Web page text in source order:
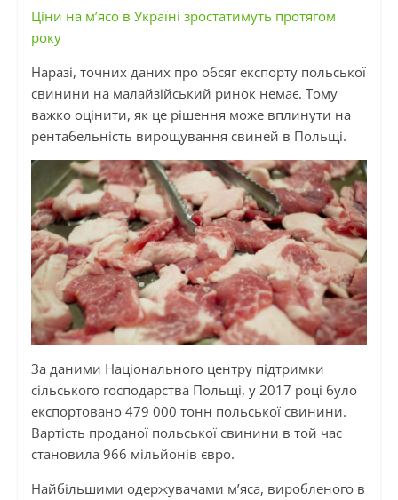
Ціни на м’ясо в Україні зростатимуть протягом
року
Наразі, точних даних про обсяг експорту польської
свинини на малайзійський ринок немає. Тому
важко оцінити, як це рішення може вплинути на
рентабельність вирощування свиней в Польщі.
За даними Національного центру підтримки
сільського господарства Польщі, у 2017 році було
експортовано 479 000 тонн польської свинини.
Вартість проданої польської свинини в той час
становила 966 мільйонів євро.
Найбільшими одержувачами м’яса, виробленого в